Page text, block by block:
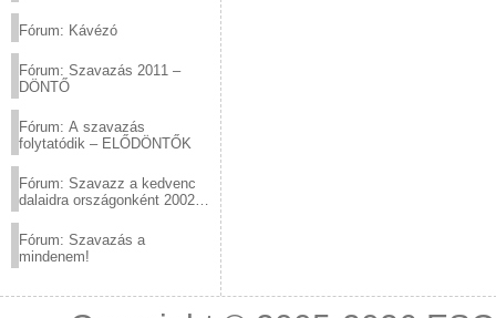
Fórum: Kávézó
Fórum: Szavazás 2011 –
DÖNTŐ
Fórum: A szavazás
folytatódik – ELŐDÖNTŐK
Fórum: Szavazz a kedvenc
dalaidra országonként 2002
Fórum: Szavazás a
mindenem!